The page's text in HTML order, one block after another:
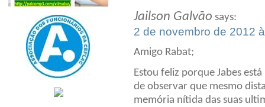
Jailson Galvão says:
2 de novembro de 2012
Amigo Rabat;
Estou feliz porque Jabes
de observar que mesmo
memória nítida das suas